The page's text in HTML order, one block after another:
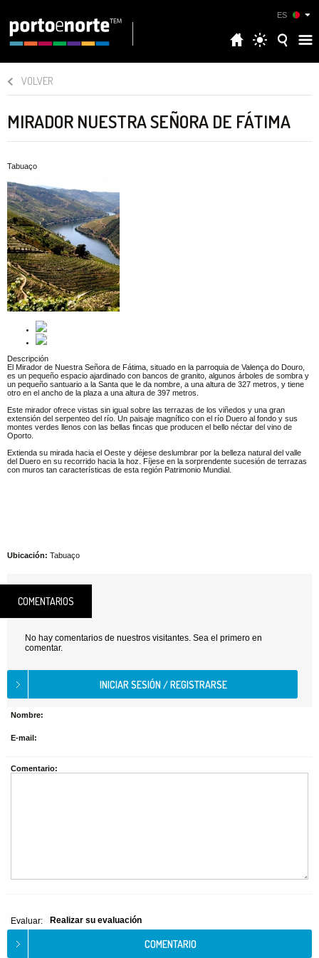
ES
VOLVER
MIRADOR NUESTRA SEÑORA DE FÁTIMA
Tabuaço
Descripción
El Mirador de Nuestra Señora de Fátima, situado en la parroquia de Valença do Douro,
es un pequeño espacio ajardinado con bancos de granito, algunos árboles de sombra y
un pequeño santuario a la Santa que le da nombre, a una altura de 327 metros, y tiene
otro en el ancho de la plaza a una altura de 397 metros.
Este mirador ofrece vistas sin igual sobre las terrazas de los viñedos y una gran
extensión del serpenteo del río. Un paisaje magnífico con el río Duero al fondo y sus
montes verdes llenos con las bellas fincas que producen el bello néctar del vino de
Oporto.
Extienda su mirada hacia el Oeste y déjese deslumbrar por la belleza natural del valle
del Duero en su recorrido hacia la hoz. Fíjese en la sorprendente sucesión de terrazas
con muros tan características de esta región Patrimonio Mundial.
Ubicación: Tabuaço
COMENTARIOS
No hay comentarios de nuestros visitantes. Sea el primero en
comentar.
Nombre:
E-mail:
Comentario:
Evaluar: Realizar su evaluación